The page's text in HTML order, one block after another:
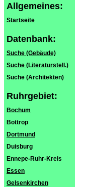
Allgemeines:
Startseite
Datenbank:
Suche (Gebäude)
Suche (Literaturstell.)
Suche (Architekten)
Ruhrgebiet:
Bochum
Bottrop
Dortmund
Duisburg
Ennepe-Ruhr-Kreis
Essen
Gelsenkirchen